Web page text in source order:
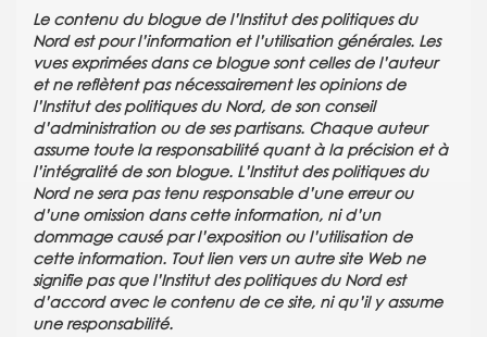
Le contenu du blogue de l’Institut des politiques du
Nord est pour l’information et l’utilisation générales. Les
vues exprimées dans ce blogue sont celles de l’auteur
et ne reflètent pas nécessairement les opinions de
l’Institut des politiques du Nord, de son conseil
d’administration ou de ses partisans. Chaque auteur
assume toute la responsabilité quant à la précision et à
l’intégralité de son blogue. L’Institut des politiques du
Nord ne sera pas tenu responsable d’une erreur ou
d’une omission dans cette information, ni d’un
dommage causé par l’exposition ou l’utilisation de
cette information. Tout lien vers un autre site Web ne
signifie pas que l’Institut des politiques du Nord est
d’accord avec le contenu de ce site, ni qu’il y assume
une responsabilité.